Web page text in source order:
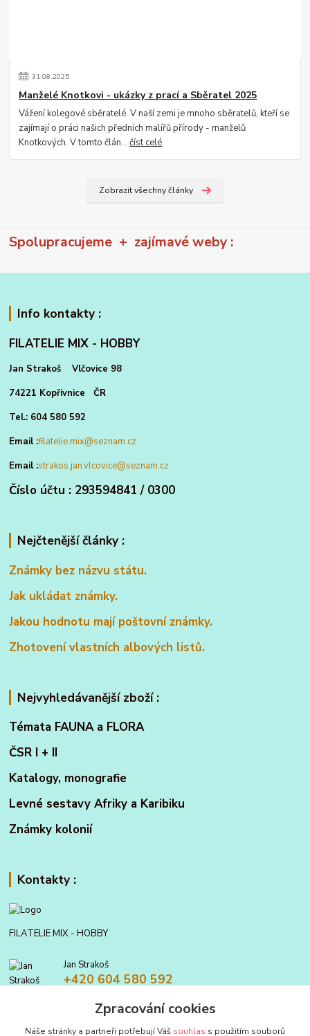
31.08.2025
Manželé Knotkovi - ukázky z prací a Sběratel 2025
Vážení kolegové sběratelé. V naší zemi je mnoho sběratelů, kteří se
zajímají o práci našich předních malířů přírody - manželů
Knotkových. V tomto člán...číst celé
Zobrazit všechny články
Spolupracujeme + zajímavé weby :
Info kontakty :
FILATELIE MIX - HOBBY
Jan Strakoš Vlčovice 98
74221 Kopřivnice ČR
Tel.: 604 580 592
Email :filatelie.mix@seznam.cz
Email :strakos.jan.vlcovice@seznam.cz
Číslo účtu : 293594841 / 0300
Nejčtenější články :
Známky bez názvu státu.
Jak ukládat známky.
Jakou hodnotu mají poštovní známky.
Zhotovení vlastních albových listů.
Nejvyhledávanější zboží :
Témata FAUNA a FLORA
ČSR I + II
Katalogy, monografie
Levné sestavy Afriky a Karibiku
Známky kolonií
Kontakty :
FILATELIE MIX - HOBBY
Jan Strakoš
+420 604 580 592
filatelie.mix@seznam.czZpracování cookies
Náše stránky a partneři potřebují Váš souhlas s použitím souborů